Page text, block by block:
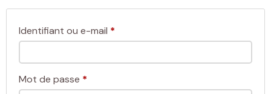
Identifiant ou e-mail *
Mot de passe *